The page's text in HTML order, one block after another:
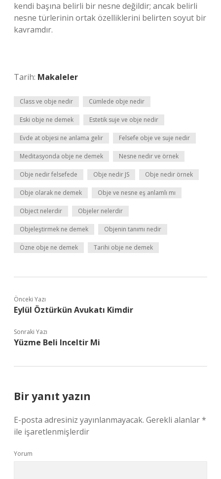
kendi başına belirli bir nesne değildir; ancak belirli
nesne türlerinin ortak özelliklerini belirten soyut bir
kavramdır.
Tarih: Makaleler
Class ve obje nedir Cümlede obje nedir
Eski obje ne demek Estetik suje ve obje nedir
Evde at objesi ne anlama gelir Felsefe obje ve suje nedir
Meditasyonda obje ne demek Nesne nedir ve örnek
Obje nedir felsefede Obje nedir JS Obje nedir örnek
Obje olarak ne demek Obje ve nesne eş anlamlı mı
Object nelerdir Objeler nelerdir
Objeleştirmek ne demek Objenin tanımı nedir
Özne obje ne demek Tarihi obje ne demek
Önceki Yazı
Eylül Öztürkün Avukatı Kimdir
Sonraki Yazı
Yüzme Beli Inceltir Mi
Bir yanıt yazın
E-posta adresiniz yayınlanmayacak. Gerekli alanlar*
ile işaretlenmişlerdir
Yorum